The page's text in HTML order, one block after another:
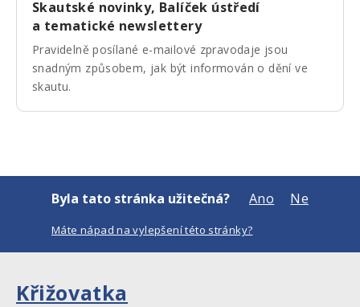
Skautské novinky, Balíček ústředí
a tematické newslettery
Pravidelně posílané e-mailové zpravodaje jsou
snadným způsobem, jak být informován o dění ve
skautu.
Byla tato stránka užitečná? Ano Ne
Máte nápad na vylepšení této stránky?
Křižovatka